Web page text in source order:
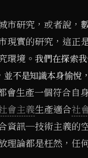
市研究，或者說，
現實的研究，這正
環境。 我們在探索
並不是知識本身愉悅
會生產一個符合自
會主義生產適合社
資訊─技術主義的
理論都是枉然，任